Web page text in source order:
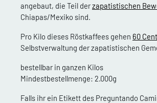
angebaut, die Teil derzapatistischen
Chiapas/Mexiko sind.
Pro Kilo dieses Röstkaffees gehen 60 Cent
Selbstverwaltung der zapatistischen
bestellbar in ganzen Kilos
Mindestbestellmenge: 2.000g
Falls ihr ein Etikett des Preguntando